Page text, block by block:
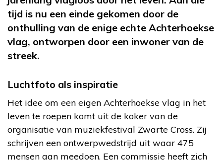
tijd is nu een einde gekomen door de
onthulling van de enige echte Achterhoekse
vlag, ontworpen door een inwoner van de
streek.
Luchtfoto als inspiratie
Het idee om een eigen Achterhoekse vlag in het
leven te roepen komt uit de koker van de
organisatie van muziekfestival Zwarte Cross. Zij
schrijven een ontwerpwedstrijd uit waar 475
mensen aan meedoen. Een commissie heeft zich